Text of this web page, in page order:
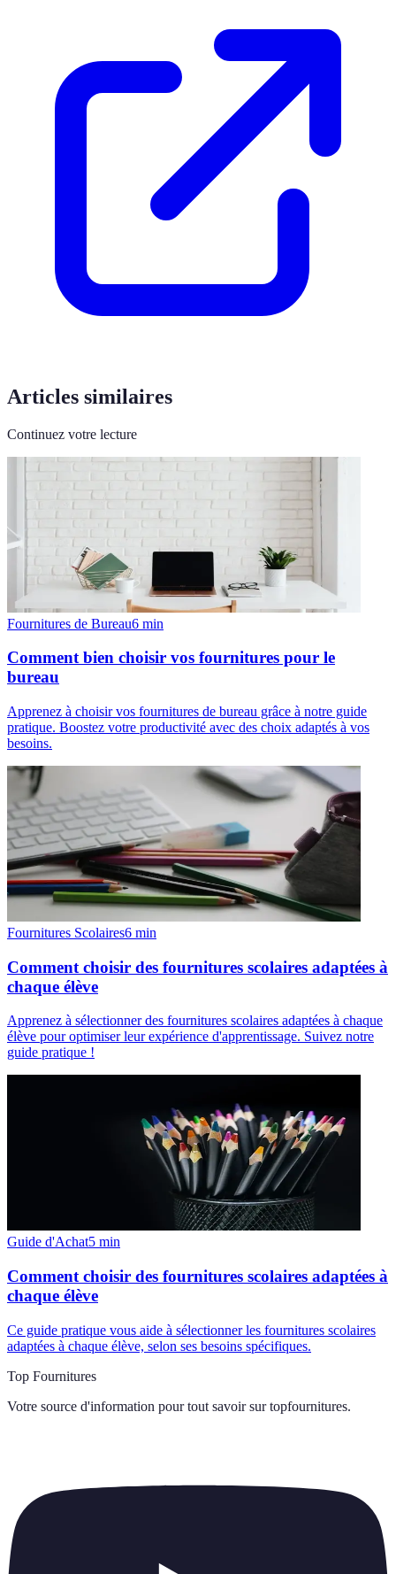
Articles similaires
Continuez votre lecture
Fournitures de Bureau6 min
Comment bien choisir vos fournitures pour le
bureau
Apprenez à choisir vos fournitures de bureau grâce à notre guide
pratique. Boostez votre productivité avec des choix adaptés à vos
besoins.
Fournitures Scolaires6 min
Comment choisir des fournitures scolaires adaptées à
chaque élève
Apprenez à sélectionner des fournitures scolaires adaptées à chaque
élève pour optimiser leur expérience d'apprentissage. Suivez notre
guide pratique !
Guide d'Achat5 min
Comment choisir des fournitures scolaires adaptées à
chaque élève
Ce guide pratique vous aide à sélectionner les fournitures scolaires
adaptées à chaque élève, selon ses besoins spécifiques.
Top Fournitures
Votre source d'information pour tout savoir sur topfournitures.